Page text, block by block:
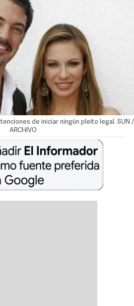
de iniciar ningún pleito legal. SUN /
ARCHIVO